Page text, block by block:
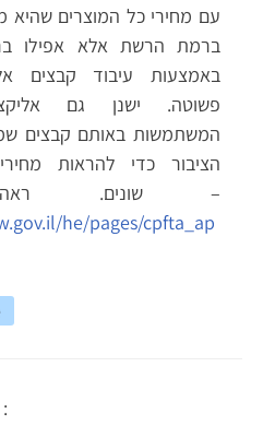
עם מחירי כל המוצרים שהיא
ברמת הרשת אלא אפילו
באמצעות עיבוד קבצים
פשוטה. ישנן גם
המשתמשות באותם קבצים
הציבור כדי להראות
שונים. ראה כאן –
he/pages/cpfta_ap